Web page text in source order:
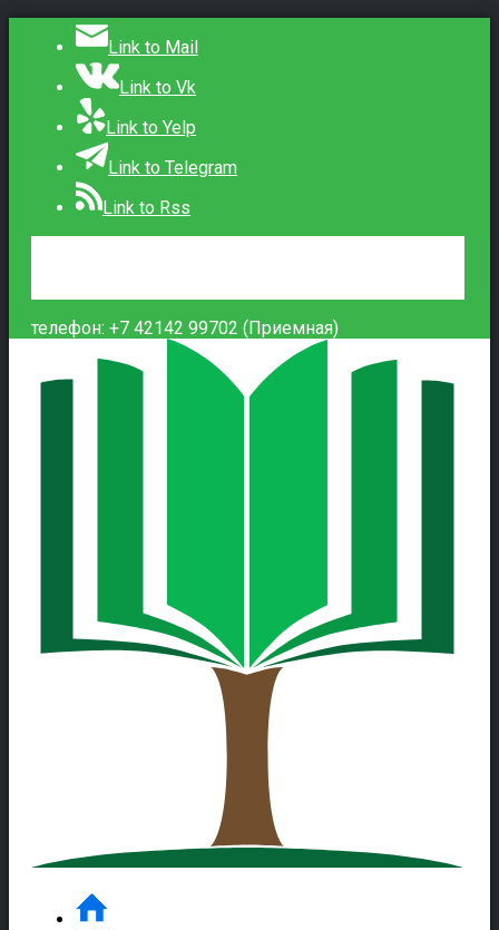
Link to Mail
Link to Vk
Link to Yelp
Link to Telegram
Link to Rss
телефон: +7 42142 99702 (Приемная)